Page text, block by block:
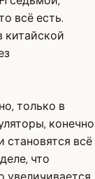
всё есть.
китайской
только в
конечно
становятся всё
что